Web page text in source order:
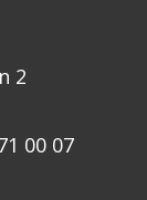
2
00 07